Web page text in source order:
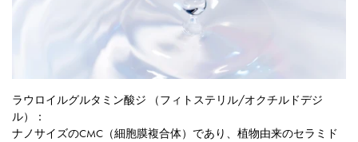
ラウロイルグルタミン酸ジ （フィトステリル/オクチルドデジ
ル）：
ナノサイズのCMC（細胞膜複合体）であり、植物由来のセラミド